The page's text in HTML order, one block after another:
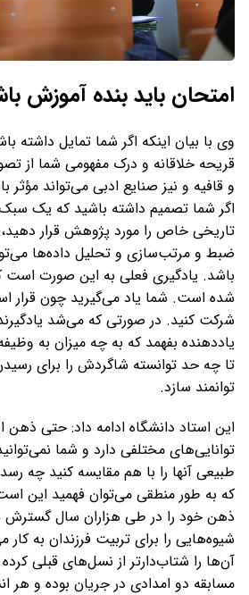
امتحان باید بنده آموزش
وی با بیان اینکه اگر شما تمایل داشته
قریحه خلاقانه و درک مفهومی شما از
و قافیه و نیز صنایع ادبی می‌تواند مؤثر
اگر شما تصمیم داشته باشید که یک
تاریخی خاص را مورد پژوهش قرار دهید،
ضبط و مرتب‌سازی و تحلیل داده‌ها
باشد. یادگیری فعلی به این صورت
شده است. شما یاد می‌گیرید چون قرار
شرکت کنید. در صورتی که می‌شد
یاددهنده بفهمد که به چه میزان به
تا چه حد توانسته شاگردش را برای
توانمند سازد.
این استاد دانشگاه ادامه داد: حتی
توانایی‌های مختلفی دارد و شما
طبیعی آنها را با هم مقایسه کنید چه
که به طور منطقی می‌توان فهمید این
ذهن خود را در طی هزاران سال گسترش
شیوه‌هایی را برای تربیت فرزندان به
آن‌ها را شتاب‌دارتر از نسل‌های قبلی
مسابقه دو امدادی در جریان بوده و هر